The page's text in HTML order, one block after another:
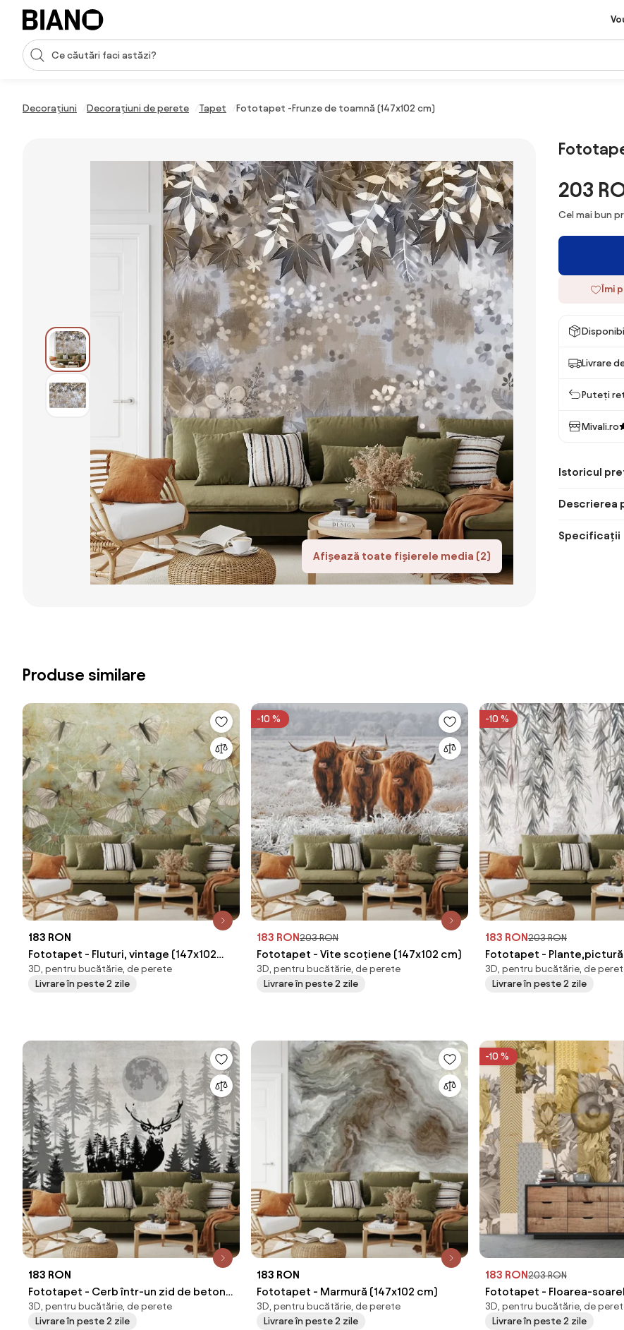
Sari peste navigare, accesează conținutul
Introducerea căutării
Decorațiuni Decorațiuni de perete Tapet Fototapet -Frunze de toamnă (147x102 cm)
Afișează toate fișierele media (2)
203
Cel mai bun
Îmi
Livrare
Puteți
Mivali.ro
Istoricul
Descrierea
Specificații
Produse similare
183 RON
Fototapet - Fluturi, vintage (147x102
cm)
3D, pentru bucătărie, de perete
Livrare în peste 2 zile
-10 %
183 RON203 RON
Fototapet - Vite scoțiene (147x102 cm)
3D, pentru bucătărie, de perete
Livrare în peste 2 zile
-10 %
183 RON203 RON
Fototapet - Plante,pictură
cm)
3D, pentru bucătărie, de
Livrare în peste 2 zile
183 RON
Fototapet - Cerb într-un zid de beton
(147x102 cm)
3D, pentru bucătărie, de perete
Livrare în peste 2 zile
183 RON
Fototapet - Marmură (147x102 cm)
3D, pentru bucătărie, de perete
Livrare în peste 2 zile
-10 %
183 RON203 RON
Fototapet - Floarea-
(147x102 cm)
3D, pentru bucătărie, de
Livrare în peste 2 zile